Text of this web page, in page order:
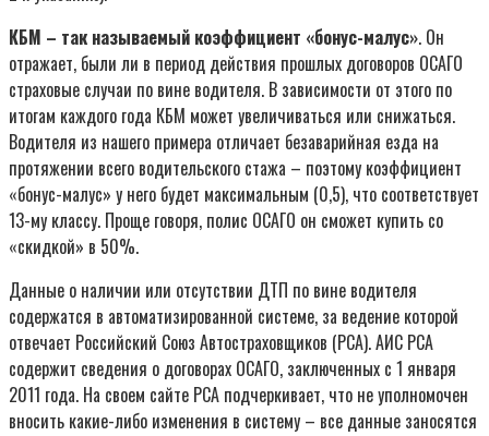
КБМ – так называемый коэффициент «бонус-малус». Он
отражает, были ли в период действия прошлых договоров ОСАГО
страховые случаи по вине водителя. В зависимости от этого по
итогам каждого года КБМ может увеличиваться или снижаться.
Водителя из нашего примера отличает безаварийная езда на
протяжении всего водительского стажа – поэтому коэффициент
«бонус-малус» у него будет максимальным (0,5), что соответствует
13-му классу. Проще говоря, полис ОСАГО он сможет купить со
«скидкой» в 50%.
Данные о наличии или отсутствии ДТП по вине водителя
содержатся в автоматизированной системе, за ведение которой
отвечает Российский Союз Автостраховщиков (РСА). АИС РСА
содержит сведения о договорах ОСАГО, заключенных с 1 января
2011 года. На своем сайте РСА подчеркивает, что не уполномочен
вносить какие-либо изменения в систему – все данные заносятся